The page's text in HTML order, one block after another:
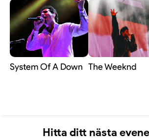
System Of A Down The Weeknd
Hitta ditt nästa